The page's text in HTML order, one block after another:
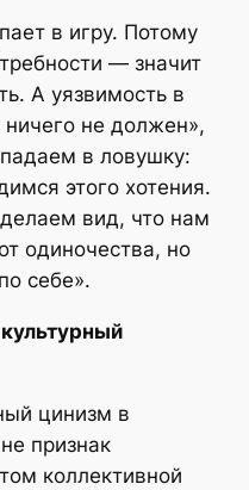
в игру. Потому
— значит
А уязвимость в
не должен»,
в ловушку:
этого хотения.
вид, что нам
одиночества, но
себе».
цинизм в
признак
коллективной